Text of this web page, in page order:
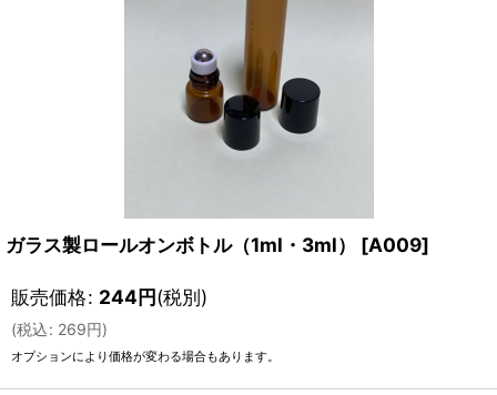
ガラス製ロールオンボトル（1ml・3ml） [A009]
販売価格: 244円(税別)
(税込: 269円)
オプションにより価格が変わる場合もあります。